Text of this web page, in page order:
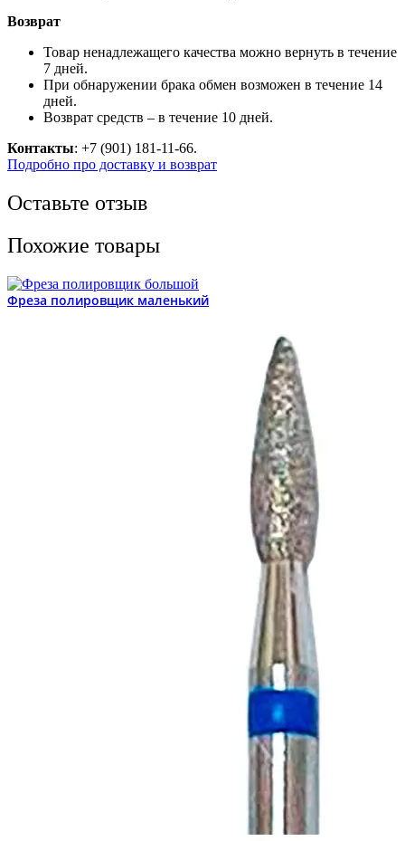
Возврат
Товар ненадлежащего качества можно вернуть в течение
7 дней.
При обнаружении брака обмен возможен в течение 14
дней.
Возврат средств – в течение 10 дней.
Контакты: +7 (901) 181-11-66.
Подробно про доставку и возврат
Оставьте отзыв
Похожие товары
Фреза полировщик маленький